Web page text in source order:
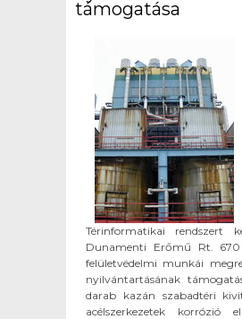
támogatása
Térinformatikai rendszert
Dunamenti Erőmű Rt.
felületvédelmi munkái
nyilvántartásának
darab kazán szabadtéri
acélszerkezetek korrózió